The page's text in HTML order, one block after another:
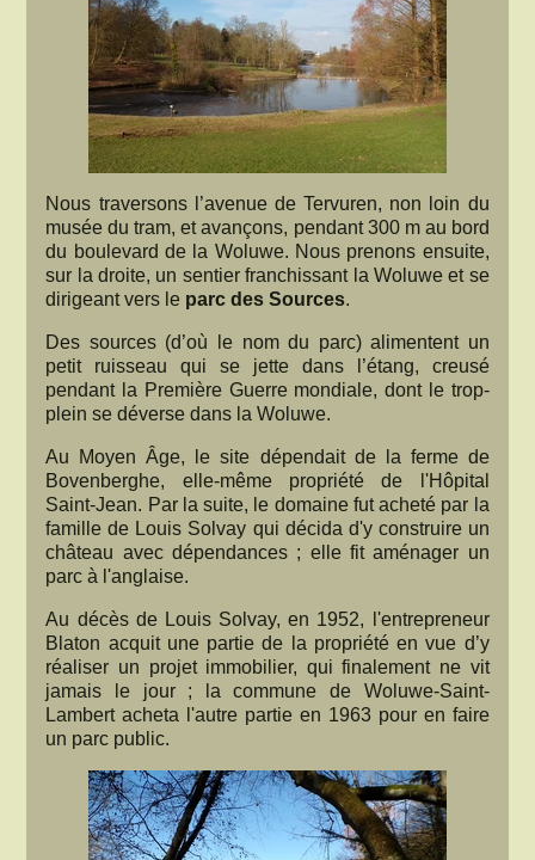
Nous traversons l’avenue de Tervuren, non loin du
musée du tram, et avançons, pendant 300 m au bord
du boulevard de la Woluwe. Nous prenons ensuite,
sur la droite, un sentier franchissant la Woluwe et se
dirigeant vers le parc des Sources.
Des sources (d’où le nom du parc) alimentent un
petit ruisseau qui se jette dans l’étang, creusé
pendant la Première Guerre mondiale, dont le trop-
plein se déverse dans la Woluwe.
Au Moyen Âge, le site dépendait de la ferme de
Bovenberghe, elle-même propriété de l'Hôpital
Saint-Jean. Par la suite, le domaine fut acheté par la
famille de Louis Solvay qui décida d'y construire un
château avec dépendances ; elle fit aménager un
parc à l'anglaise.
Au décès de Louis Solvay, en 1952, l'entrepreneur
Blaton acquit une partie de la propriété en vue d’y
réaliser un projet immobilier, qui finalement ne vit
jamais le jour ; la commune de Woluwe-Saint-
Lambert acheta l'autre partie en 1963 pour en faire
un parc public.